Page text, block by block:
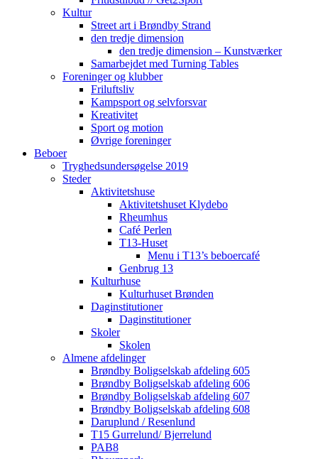
Kultur
Street art i Brøndby Strand
den tredje dimension
den tredje dimension – Kunstværker
Samarbejdet med Turning Tables
Foreninger og klubber
Friluftsliv
Kampsport og selvforsvar
Kreativitet
Sport og motion
Øvrige foreninger
Beboer
Tryghedsundersøgelse 2019
Steder
Aktivitetshuse
Aktivitetshuset Klydebo
Rheumhus
Café Perlen
T13-Huset
Menu i T13’s beboercafé
Genbrug 13
Kulturhuse
Kulturhuset Brønden
Daginstitutioner
Daginstitutioner
Skoler
Skolen
Almene afdelinger
Brøndby Boligselskab afdeling 605
Brøndby Boligselskab afdeling 606
Brøndby Boligselskab afdeling 607
Brøndby Boligselskab afdeling 608
Daruplund / Resenlund
T15 Gurrelund/ Bjerrelund
PAB8